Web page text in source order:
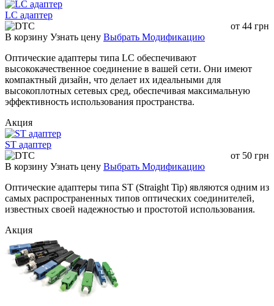
хранения
Количество
соединений
Диаметр кабеля
2,0 / 3,0 мм
LC адаптер
от 44 грн
В корзину Узнать цену Выбрать Модификацию
Оптические адаптеры типа LC обеспечивают
высококачественное соединение в вашей сети. Они имеют
компактный дизайн, что делает их идеальными для
высокоплотных сетевых сред, обеспечивая максимальную
эффективность использования пространства.
Акция
ST адаптер
от 50 грн
В корзину Узнать цену Выбрать Модификацию
Оптические адаптеры типа ST (Straight Tip) являются одним из
самых распространенных типов оптических соединителей,
известных своей надежностью и простотой использования.
Акция